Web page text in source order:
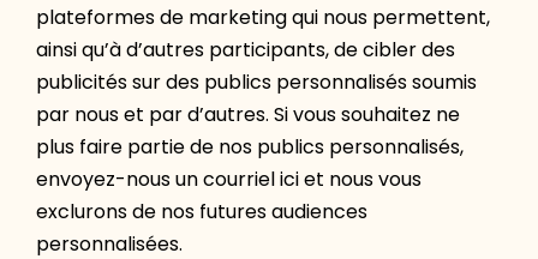
plateformes de marketing qui nous permettent,
ainsi qu’à d’autres participants, de cibler des
publicités sur des publics personnalisés soumis
par nous et par d’autres. Si vous souhaitez ne
plus faire partie de nos publics personnalisés,
envoyez-nous un courriel ici et nous vous
exclurons de nos futures audiences
personnalisées.